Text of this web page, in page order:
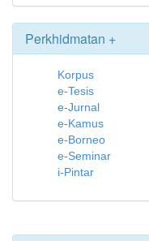
Perkhidmatan +
Korpus
e-Tesis
e-Jurnal
e-Kamus
e-Borneo
e-Seminar
i-Pintar